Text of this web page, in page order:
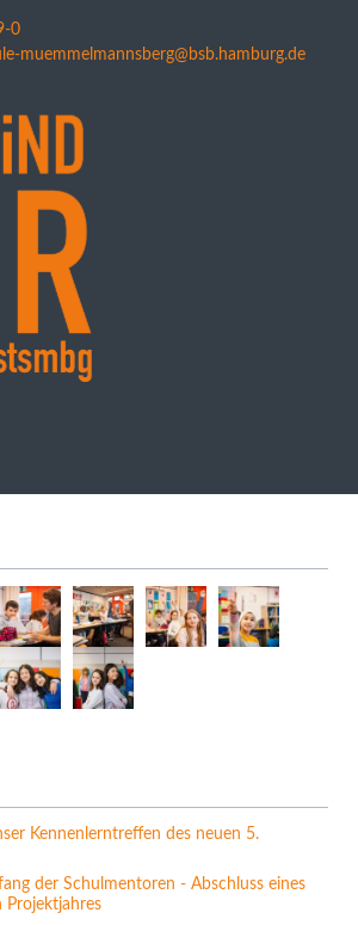
0
muemmelmannsberg@bsb.hamburg.de
Kennenlerntreffen des neuen 5.
der Schulmentoren - Abschluss eines
Projektjahres